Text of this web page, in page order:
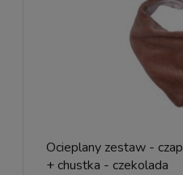
Ocieplany zestaw -
+ chustka - czekolada